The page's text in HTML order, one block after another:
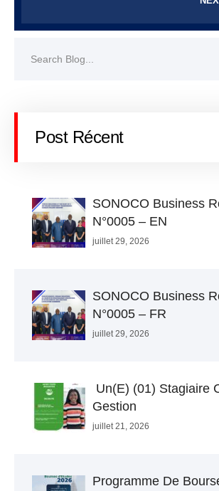
Post Récent
SONOCO Business
N°0005 – EN
juillet 29, 2026
SONOCO Business
N°0005 – FR
juillet 29, 2026
Un(e) (01) Stagiaire
Gestion
juillet 21, 2026
Programme De